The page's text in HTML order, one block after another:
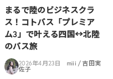
まるで陸のビジネスクラ
ス！コトバス「プレミア
ム3」で叶える四国↔︎北陸
のバス旅
2026年4月23日
miii / 吉田実
佐子